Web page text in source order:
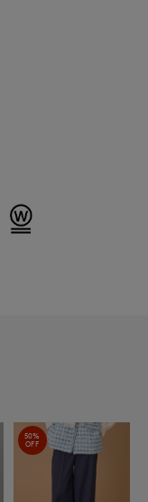
50%
OFF